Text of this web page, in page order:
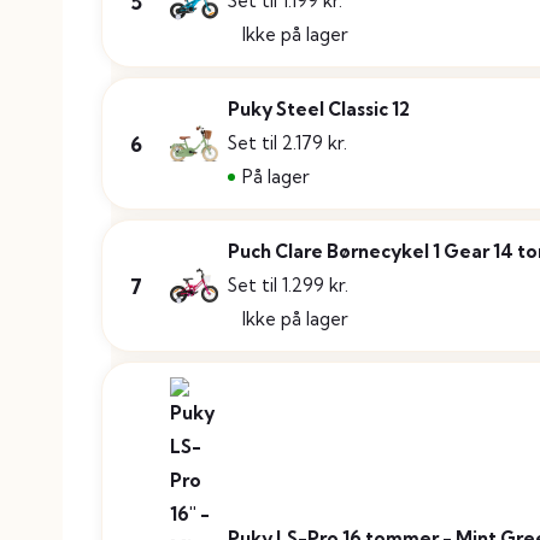
Ikke på lager
6
Puky Steel Classic 12
Set til 2.179 kr.
På lager
7
Puch Clare Børnecykel 1 Gear 14
Set til 1.299 kr.
Ikke på lager